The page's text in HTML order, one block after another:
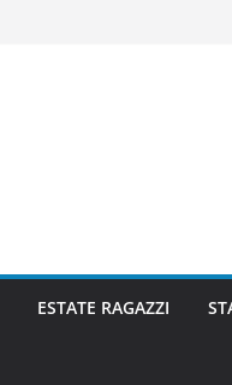
ESTATE RAGAZZI